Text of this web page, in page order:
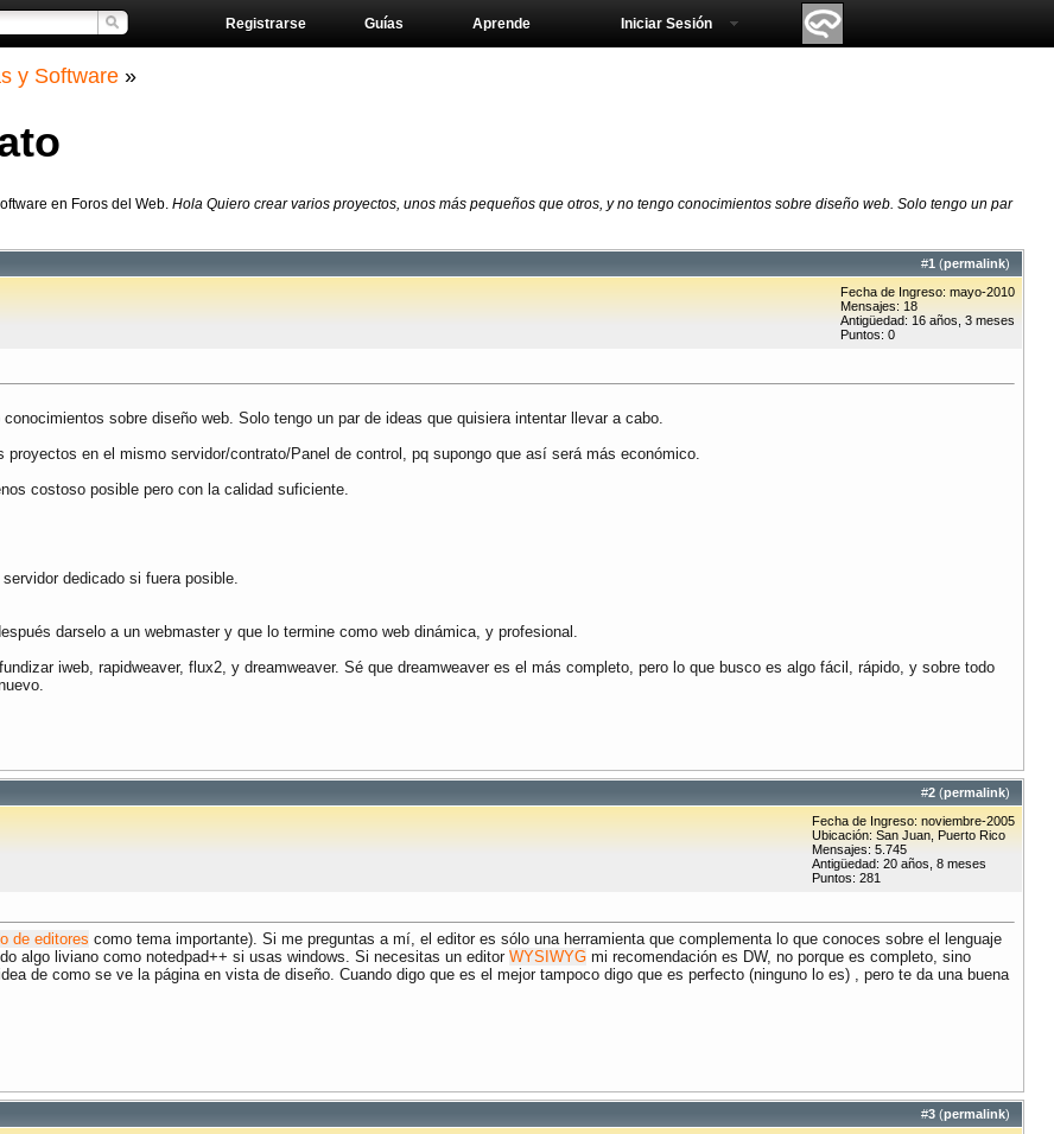
Aprende
Guías
Registrarse Iniciar Sesión
y Software »
en Foros del Web. Hola Quiero crear varios proyectos, unos más pequeños que otros, y no tengo conocimientos sobre diseño web. Solo tengo un par
#1 (permalink)
Fecha de Ingreso: mayo-2010
Mensajes: 18
Antigüedad: 16 años, 3 meses
Puntos: 0
sobre diseño web. Solo tengo un par de ideas que quisiera intentar llevar a cabo.
en el mismo servidor/contrato/Panel de control, pq supongo que así será más económico.
costoso posible pero con la calidad suficiente.
dedicado si fuera posible.
darselo a un webmaster y que lo termine como web dinámica, y profesional.
iweb, rapidweaver, flux2, y dreamweaver. Sé que dreamweaver es el más completo, pero lo que busco es algo fácil, rápido, y sobre todo
#2 (permalink)
Fecha de Ingreso: noviembre-2005
Ubicación: San Juan, Puerto Rico
Mensajes: 5.745
Antigüedad: 20 años, 8 meses
Puntos: 281
de editores como tema importante). Si me preguntas a mí, el editor es sólo una herramienta que complementa lo que conoces sobre el lenguaje
algo liviano como notedpad++ si usas windows. Si necesitas un editor WYSIWYG mi recomendación es DW, no porque es completo, sino
de como se ve la página en vista de diseño. Cuando digo que es el mejor tampoco digo que es perfecto (ninguno lo es) , pero te da una buena
#3 (permalink)